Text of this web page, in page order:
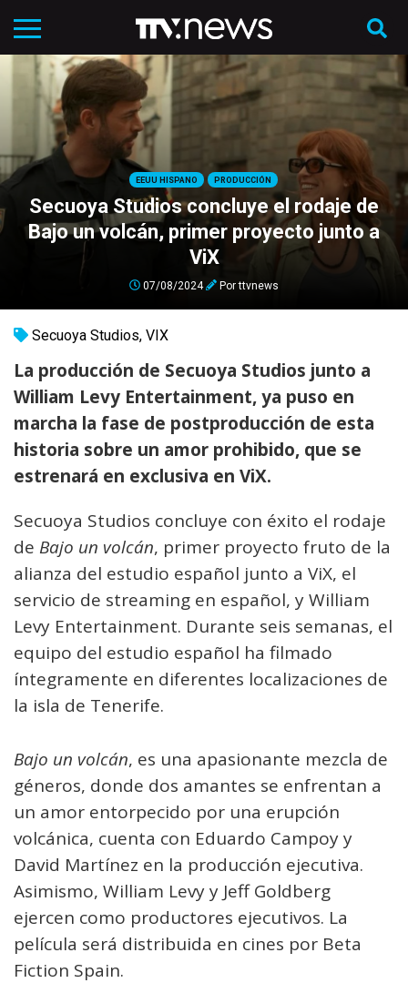
EEUU HISPANO PRODUCCIÓN
Secuoya Studios concluye el rodaje de
Bajo un volcán, primer proyecto junto a
ViX
07/08/2024 Porttvnews
Secuoya Studios, VIX
La producción de Secuoya Studios junto a
William Levy Entertainment, ya puso en
marcha la fase de postproducción de esta
historia sobre un amor prohibido, que se
estrenará en exclusiva en ViX.
Secuoya Studios concluye con éxito el rodaje
de Bajo un volcán, primer proyecto fruto de la
alianza del estudio español junto a ViX, el
servicio de streaming en español, y William
Levy Entertainment. Durante seis semanas, el
equipo del estudio español ha filmado
íntegramente en diferentes localizaciones de
la isla de Tenerife.
Bajo un volcán, es una apasionante mezcla de
géneros, donde dos amantes se enfrentan a
un amor entorpecido por una erupción
volcánica, cuenta con Eduardo Campoy y
David Martínez en la producción ejecutiva.
Asimismo, William Levy y Jeff Goldberg
ejercen como productores ejecutivos. La
película será distribuida en cines por Beta
Fiction Spain.